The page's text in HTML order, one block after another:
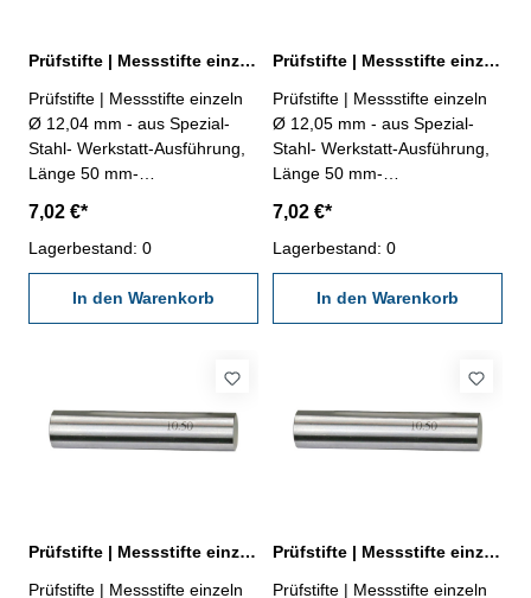
Prüfstifte | Messstifte einzeln Ø 12,04 mm ± 0,002 mm
Prüfstifte | Messstifte einzeln
Ø 12,04 mm - aus Spezial-
Stahl- Werkstatt-Ausführung,
Länge 50 mm-
Behältnis Abmessung: Ø
12,04 mm
7,02 €*
Lagerbestand: 0
In den Warenkorb
Prüfstifte | Messstifte einzeln Ø 12,05 mm ± 0,002 mm
Prüfstifte | Messstifte einzeln
Ø 12,05 mm - aus Spezial-
Stahl- Werkstatt-Ausführung,
Länge 50 mm-
Behältnis Abmessung: Ø
12,05 mm
7,02 €*
Lagerbestand: 0
In den Warenkorb
Prüfstifte | Messstifte einzeln Ø 12,06 mm ± 0,002 mm
Prüfstifte | Messstifte einzeln
Prüfstifte | Messstifte einzeln Ø 12,07 mm ± 0,002 mm
Prüfstifte | Messstifte einzeln